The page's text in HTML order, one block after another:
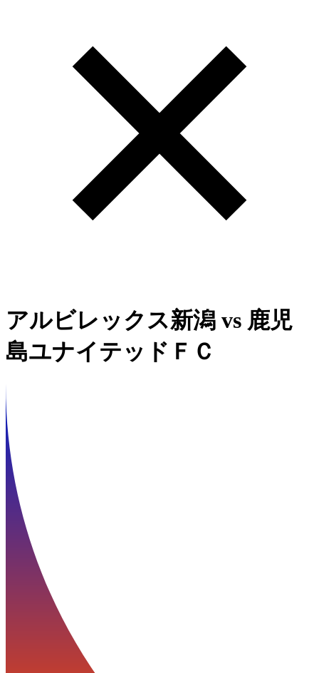
アルビレックス新潟 vs 鹿児
島ユナイテッドＦＣ